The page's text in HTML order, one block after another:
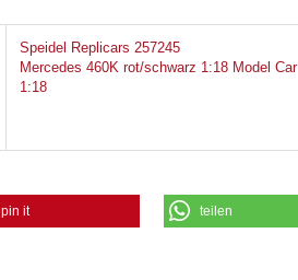
Speidel Replicars 257245
Mercedes 460K rot/schwarz 1:18 Model Car
1:18
pin it teilen